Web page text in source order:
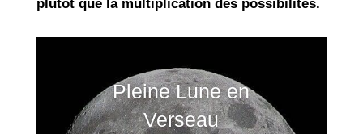
plutôt que la multiplication des possibilités.
Pleine Lune en
Verseau